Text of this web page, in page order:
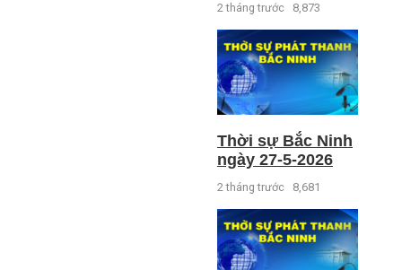
2 tháng trước 8,873
Thời sự Bắc Ninh
ngày 27-5-2026
2 tháng trước 8,681